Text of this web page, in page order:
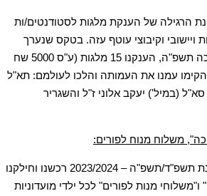
למתכונת הרגילה של הענקת מלגות לסטודנטים/ות
ויישובי וקיבוצי עוטף עזה. בטקס שנערך
בדצמבר 2024, חג החנוכה תשפ"ה, הענקנו 15 מלגות (ע"ס 5000 שח
עמנו את העמותה והלכו לעולמם: תא"ל
(במיל') יעקב אלוני ז"ל והשגריר
משלוח מנוח לפורים:
בהמשך למנהגנו גם בשנת תשפ"ד/תשפ"ה – 2023/2024 רכשנו וחילקנו
מנות לפורים" לכל ילדי מועדוניות